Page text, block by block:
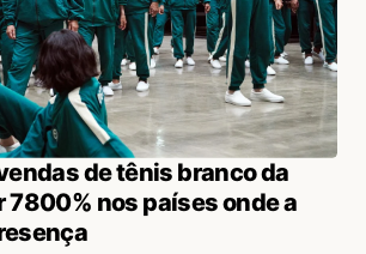
de tênis branco da
7800% nos países onde a